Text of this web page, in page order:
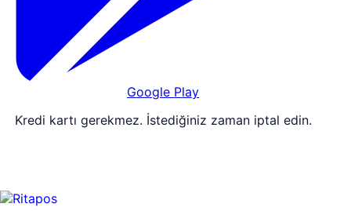
Google Play
Kredi kartı gerekmez. İstediğiniz zaman iptal edin.